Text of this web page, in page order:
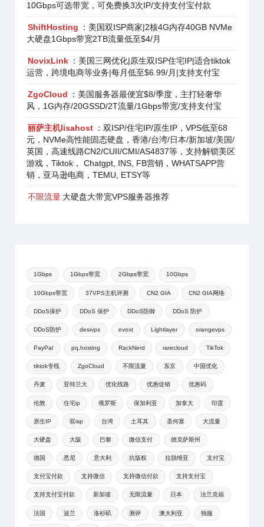
10Gbps可选带宽，可免费换3次IP/支持支付宝付款
ShiftHosting
：美国双ISP商家|2核4G内存40GB NVMe
大硬盘1Gbps带宽2TB流量低至$4/月
NovixLink ：美国三网优化|原生双ISP住宅IP|适合tiktok
运营，跨境电商等业务|每月低至$6.99/月|支持支付宝
ZgoCloud
：美国服务器最便宜$8/季度，主打轻奢华
风，1G内存/20GSSD/2T流量/1Gbps带宽/支持支付宝
丽萨主机lisahost ：双ISP/住宅IP/原生IP，VPS低至68
元，NVMe高性能固态硬盘，香港/台湾/日本/新加坡/美国/
英国，高速线路CN2/CUII/CMI/AS4837等，支持解锁美区
游戏，Tiktok， Chatgpt, INS, FB营销，WHATSAPP营
销，亚马逊电商，TEMU, ETSY等
不限流量 大硬盘大带宽VPS服务器推荐
1Gbps 1Gbps带宽 2Gbps带宽 10Gbps
10Gbps带宽 37VPS主机评测 CN2 GIA CN2 GIA网络
DDoS保护 DDoS 保护 DDoS防御 DDoS 防护
DDoS防护 desivps evoxt Lightlayer orangevps
PayPal pq.hosting RackNerd rarecloud TikTok
tiktok专线 ZgoCloud 不限流量 东京 中国优化
丹麦 亚特兰大 优化线路 优惠促销 优惠码
伦敦 住宅ip 俄罗斯 保加利亚 加拿大 印度
原生IP 双isp 台湾 土耳其 圣何塞 大流量
大硬盘 大阪 巴黎 微信支付 德克萨斯州
德国 悉尼 意大利 抗版权 拉脱维亚 支付宝
支付宝付款 支持微信 支持微信付款 支持支付宝
支持支付宝付款 新加坡 无限流量 日本 法兰克福
法国 波兰 洛杉矶 测评 澳大利亚 独服